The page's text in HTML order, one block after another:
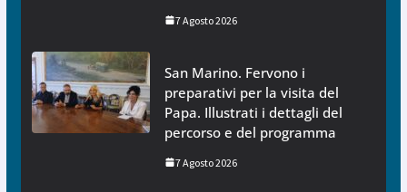
7 Agosto 2026
San Marino. Fervono i
preparativi per la visita del
Papa. Illustrati i dettagli del
percorso e del programma
7 Agosto 2026